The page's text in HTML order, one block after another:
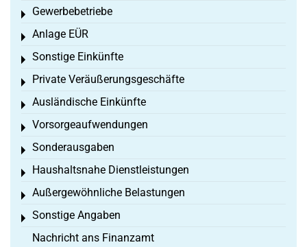
Gewerbebetriebe
Toggle menu
Anlage EÜR
Toggle menu
Sonstige Einkünfte
Toggle menu
Private Veräußerungsgeschäfte
Toggle menu
Ausländische Einkünfte
Toggle menu
Vorsorgeaufwendungen
Toggle menu
Sonderausgaben
Toggle menu
Haushaltsnahe Dienstleistungen
Toggle menu
Außergewöhnliche Belastungen
Toggle menu
Sonstige Angaben
Toggle menu
Nachricht ans Finanzamt